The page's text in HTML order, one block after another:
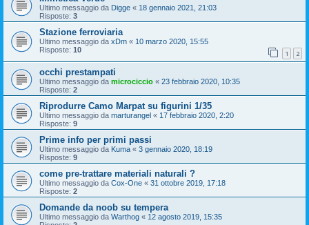
Ultimo messaggio da Digge « 18 gennaio 2021, 21:03
Risposte: 3
Stazione ferroviaria
Ultimo messaggio da xDm « 10 marzo 2020, 15:55
Risposte: 10 1 2
occhi prestampati
Ultimo messaggio da microciccio « 23 febbraio 2020, 10:35
Risposte: 2
Riprodurre Camo Marpat su figurini 1/35
Ultimo messaggio da marturangel « 17 febbraio 2020, 2:20
Risposte: 9
Prime info per primi passi
Ultimo messaggio da Kuma « 3 gennaio 2020, 18:19
Risposte: 9
come pre-trattare materiali naturali ?
Ultimo messaggio da Cox-One « 31 ottobre 2019, 17:18
Risposte: 2
Domande da noob su tempera
Ultimo messaggio da Warthog « 12 agosto 2019, 15:35